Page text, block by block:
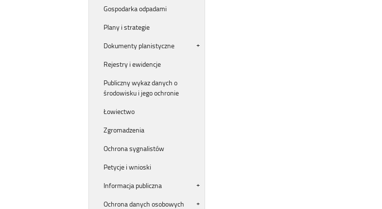
Gospodarka odpadami
Plany i strategie
Dokumenty planistyczne
Rejestry i ewidencje
Publiczny wykaz danych o
środowisku i jego ochronie
Łowiectwo
Zgromadzenia
Ochrona sygnalistów
Petycje i wnioski
Informacja publiczna
Ochrona danych osobowych